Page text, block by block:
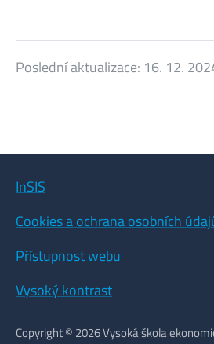
Poslední aktualizace: 16. 12.
InSIS
Cookies a ochrana osobních
Přístupnost webu
Vysoký kontrast
Copyright © 2026 Vysoká škola